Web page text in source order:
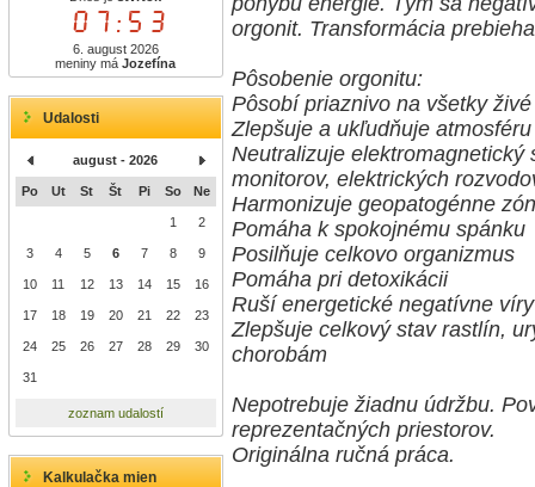
07:53
6. august 2026
meniny máJozefína
Udalosti
august - 2026
Po Ut St Št Pi So Ne
1 2
3 4 5 6 7 8 9
10 11 12 13 14 15 16
17 18 19 20 21 22 23
24 25 26 27 28 29 30
31
zoznam udalostí
Kalkulačka mien
orgonit. Transformácia
Pôsobenie orgonitu:
Pôsobí priaznivo na všetky
Zlepšuje a ukľudňuje
Neutralizuje
monitorov, elektrických
Harmonizuje geopatogénne
Pomáha k spokojnému spánku
Posilňuje celkovo organizmus
Pomáha pri detoxikácii
Ruší energetické negatívne
Zlepšuje celkový stav rastlín,
chorobám
Nepotrebuje žiadnu údržbu.
reprezentačných priestorov.
Originálna ručná práca.